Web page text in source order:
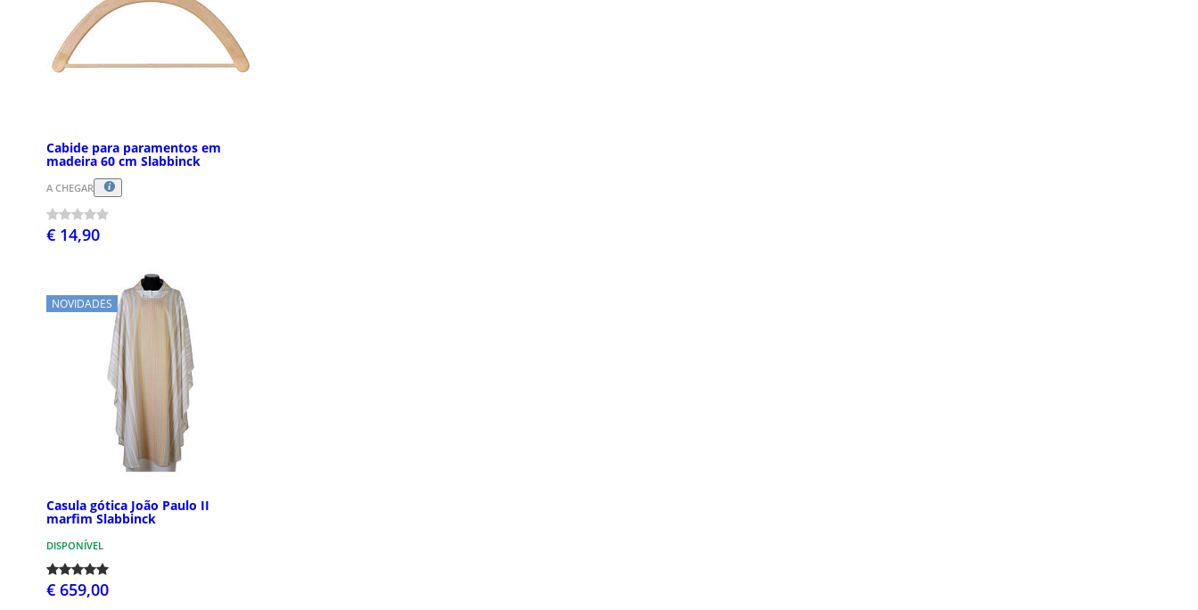
Cabide para paramentos em
madeira 60 cm Slabbinck
A CHEGAR
€ 14,90
NOVIDADES
Casula gótica João Paulo II
marfim Slabbinck
DISPONÍVEL
€ 659,00